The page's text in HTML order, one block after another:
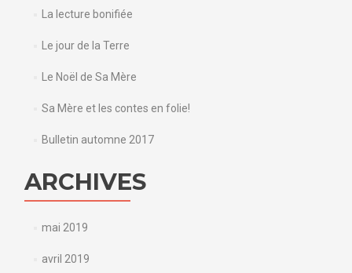
La lecture bonifiée
Le jour de la Terre
Le Noël de Sa Mère
Sa Mère et les contes en folie!
Bulletin automne 2017
ARCHIVES
mai 2019
avril 2019